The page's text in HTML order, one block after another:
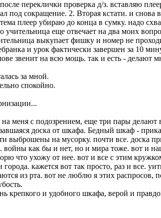
переклички проверка д/з. вставляю
под сокращение. 2. Вторая кстати. и
плеер убираю до конца в сумку. надо
учительница еще отвечает на два моих
выкупает фишку и номер не
и урок фактически завершен за 10
звенит на всю мощь. так и есть - делают
за мной.
спокойно.
на меня с подозрением, еще три пары
доска от шкафа. Бедный шкаф -
выброшены на мусорку. почти все. доска
войны как бы и нет, но и мира тоже. вот и
что ухожу от нее. вот и все с этим
кажется вот так просто, раз и все.
из рта. вот не люблю я этих распросов,
крепкого и удобного шкафа, верой и